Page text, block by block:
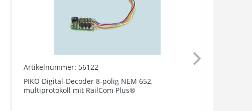
Artikelnummer: 56122
PIKO Digital-Decoder 8-polig NEM 652,
multiprotokoll mit RailCom Plus®